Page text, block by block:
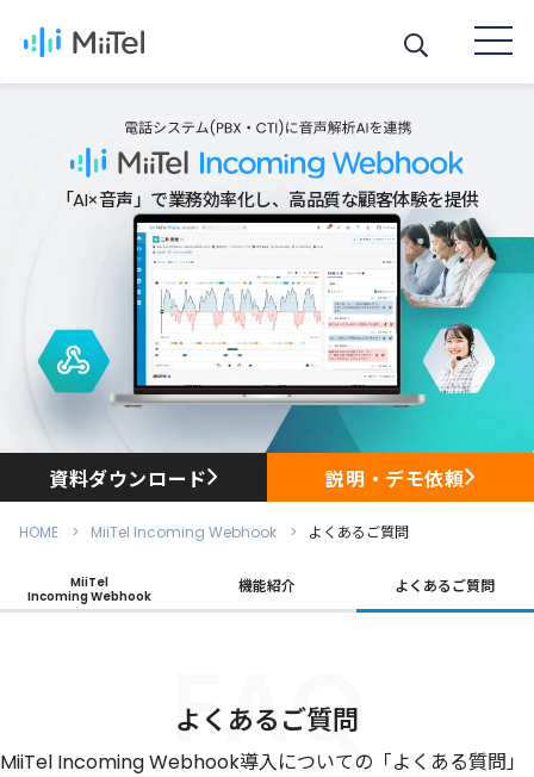
「AI×音声」で業務効率化し、高品質な顧客体験を提供
資料ダウンロード 説明・デモ依頼
HOME MiiTel Incoming Webhook よくあるご質問
MiiTel
Incoming Webhook
機能紹介 よくあるご質問
FAQ
よくあるご質問
MiiTel Incoming Webhook導入についての「よくある質問」